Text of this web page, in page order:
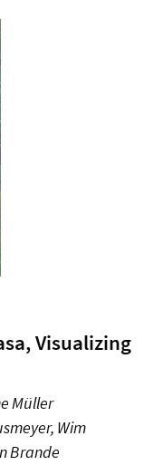
Visualizing
Müller
Wim
Brande